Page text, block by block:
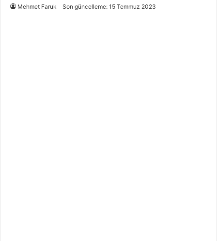
Mehmet Faruk Son güncelleme: 15 Temmuz 2023